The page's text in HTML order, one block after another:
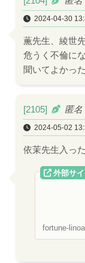
2024-04-30
薫先生、綾世
危うく不倫に
聞いてよかった
[2105] 匿名
2024-05-02
依茉先生入っ
fortune-